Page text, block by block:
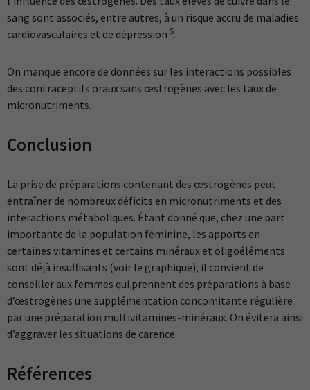
sang sont associés, entre autres, à un risque accru de maladies
cardiovasculaires et de dépression 5.
On manque encore de données sur les interactions possibles
des contraceptifs oraux sans œstrogènes avec les taux de
micronutriments.
Conclusion
La prise de préparations contenant des œstrogènes peut
entraîner de nombreux déficits en micronutriments et des
interactions métaboliques. Étant donné que, chez une part
importante de la population féminine, les apports en
certaines vitamines et certains minéraux et oligoéléments
sont déjà insuffisants (voir le graphique), il convient de
conseiller aux femmes qui prennent des préparations à base
d’œstrogènes une supplémentation concomitante régulière
par une préparation multivitamines-minéraux. On évitera ainsi
d’aggraver les situations de carence.
Références